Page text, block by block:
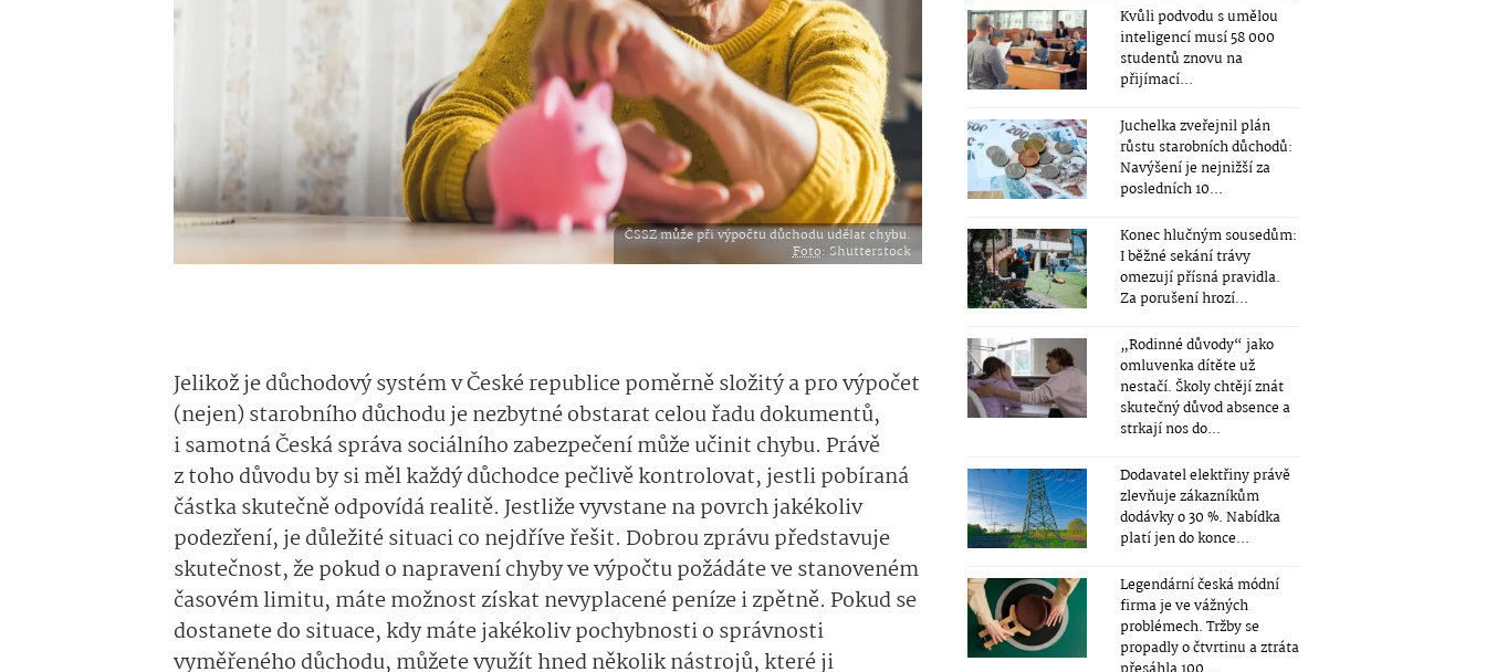
ČSSZ může při výpočtu důchodu udělat chybu.
Foto: Shutterstock
Jelikož je důchodový systém v České republice poměrně složitý a pro výpočet
(nejen) starobního důchodu je nezbytné obstarat celou řadu dokumentů,
i samotná Česká správa sociálního zabezpečení může učinit chybu. Právě
z toho důvodu by si měl každý důchodce pečlivě kontrolovat, jestli pobíraná
částka skutečně odpovídá realitě. Jestliže vyvstane na povrch jakékoliv
podezření, je důležité situaci co nejdříve řešit. Dobrou zprávu představuje
skutečnost, že pokud o napravení chyby ve výpočtu požádáte ve stanoveném
časovém limitu, máte možnost získat nevyplacené peníze i zpětně. Pokud se
dostanete do situace, kdy máte jakékoliv pochybnosti o správnosti
vyměřeného důchodu, můžete využít hned několik nástrojů, které ji
Kvůli podvodu s umělou
inteligencí musí 58 000
studentů znovu na
přijímací...
Juchelka zveřejnil plán
růstu starobních důchodů:
Navýšení je nejnižší za
posledních 10...
Konec hlučným sousedům:
I běžné sekání trávy
omezují přísná pravidla.
Za porušení hrozí...
„Rodinné důvody“ jako
omluvenka dítěte už
nestačí. Školy chtějí znát
skutečný důvod absence a
strkají nos do...
Dodavatel elektřiny právě
zlevňuje zákazníkům
dodávky o 30 %. Nabídka
platí jen do konce...
Legendární česká módní
firma je ve vážných
problémech. Tržby se
propadly o čtvrtinu a ztráta